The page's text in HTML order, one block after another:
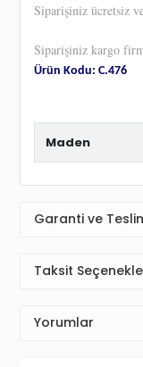
Siparişiniz ücretsiz
Siparişiniz kargo
Ürün Kodu: C.476
Maden
Garanti ve
Taksit
Yorumlar